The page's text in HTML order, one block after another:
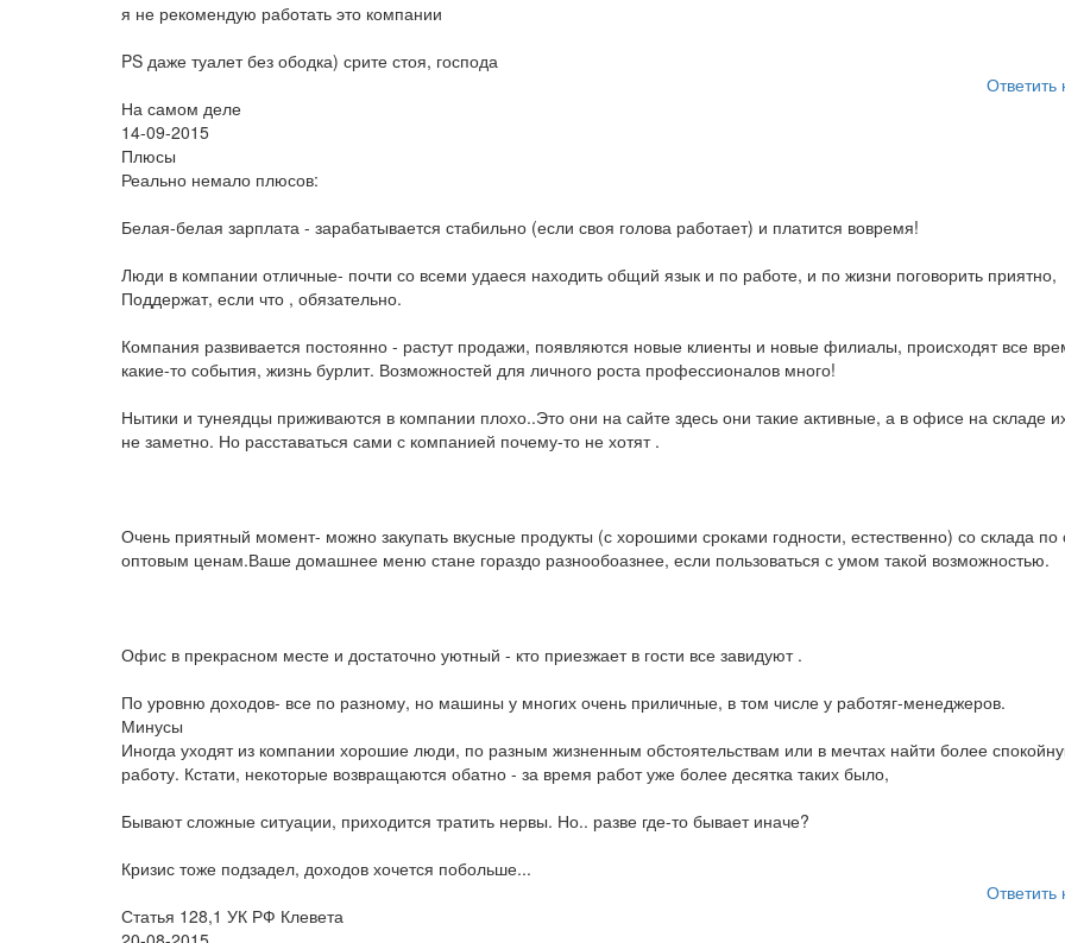
я не рекомендую работать это компании
PS даже туалет без ободка) срите стоя, господа
Ответить
На самом деле
14-09-2015
Плюсы
Реально немало плюсов:
Белая-белая зарплата - зарабатывается стабильно (если своя голова работает) и платится вовремя!
Люди в компании отличные- почти со всеми удаеся находить общий язык и по работе, и по жизни поговорить приятно,
Поддержат, если что , обязательно.
Компания развивается постоянно - растут продажи, появляются новые клиенты и новые филиалы, происходят все
какие-то события, жизнь бурлит. Возможностей для личного роста профессионалов много!
Нытики и тунеядцы приживаются в компании плохо..Это они на сайте здесь они такие активные, а в офисе на складе
не заметно. Но расставаться сами с компанией почему-то не хотят .
Очень приятный момент- можно закупать вкусные продукты (с хорошими сроками годности, естественно) со склада по
оптовым ценам.Ваше домашнее меню стане гораздо разнообоазнее, если пользоваться с умом такой возможностью.
Офис в прекрасном месте и достаточно уютный - кто приезжает в гости все завидуют .
По уровню доходов- все по разному, но машины у многих очень приличные, в том числе у работяг-менеджеров.
Минусы
Иногда уходят из компании хорошие люди, по разным жизненным обстоятельствам или в мечтах найти более
работу. Кстати, некоторые возвращаются обатно - за время работ уже более десятка таких было,
Бывают сложные ситуации, приходится тратить нервы. Но.. разве где-то бывает иначе?
Кризис тоже подзадел, доходов хочется побольше...
Ответить
Статья 128,1 УК РФ Клевета